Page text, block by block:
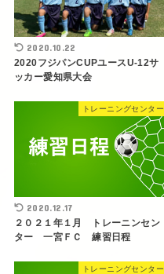
2020.10.22
2020フジパンCUPユースU-12サ
ッカー愛知県大会
トレーニングセンター
2020.12.17
２０２１年１月 トレーニンセン
ター 一宮ＦＣ 練習日程
トレーニングセンター